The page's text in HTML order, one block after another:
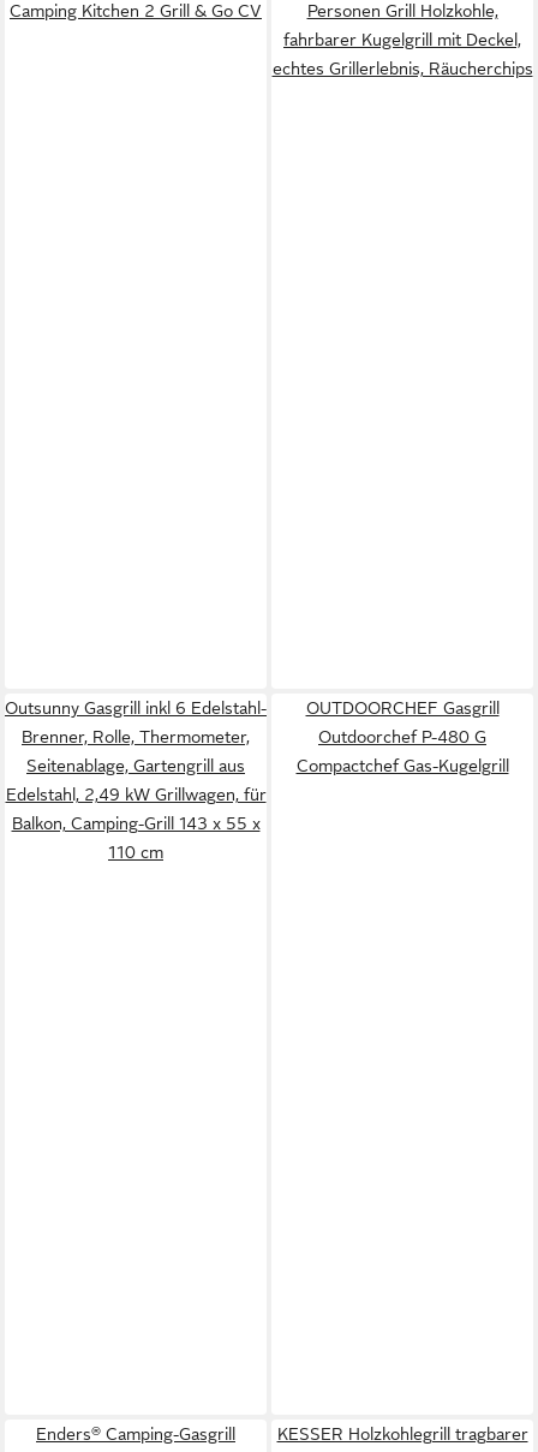
Camping Kitchen 2 Grill & Go CV
Personen Grill Holzkohle,
fahrbarer Kugelgrill mit Deckel,
echtes Grillerlebnis, Räucherchips
Outsunny Gasgrill inkl 6 Edelstahl-
Brenner, Rolle, Thermometer,
Seitenablage, Gartengrill aus
Edelstahl, 2,49 kW Grillwagen, für
Balkon, Camping-Grill 143 x 55 x
110 cm
OUTDOORCHEF Gasgrill
Outdoorchef P-480 G
Compactchef Gas-Kugelgrill
Enders® Camping-Gasgrill KESSER Holzkohlegrill tragbarer